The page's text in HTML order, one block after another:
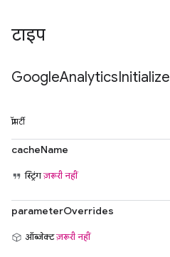
टाइप
GoogleAnalyticsInitialize
प्रॉपर्टी
cacheName
स्ट्रिंगज़रूरी नहीं
parameterOverrides
ऑब्जेक्टज़रूरी नहीं